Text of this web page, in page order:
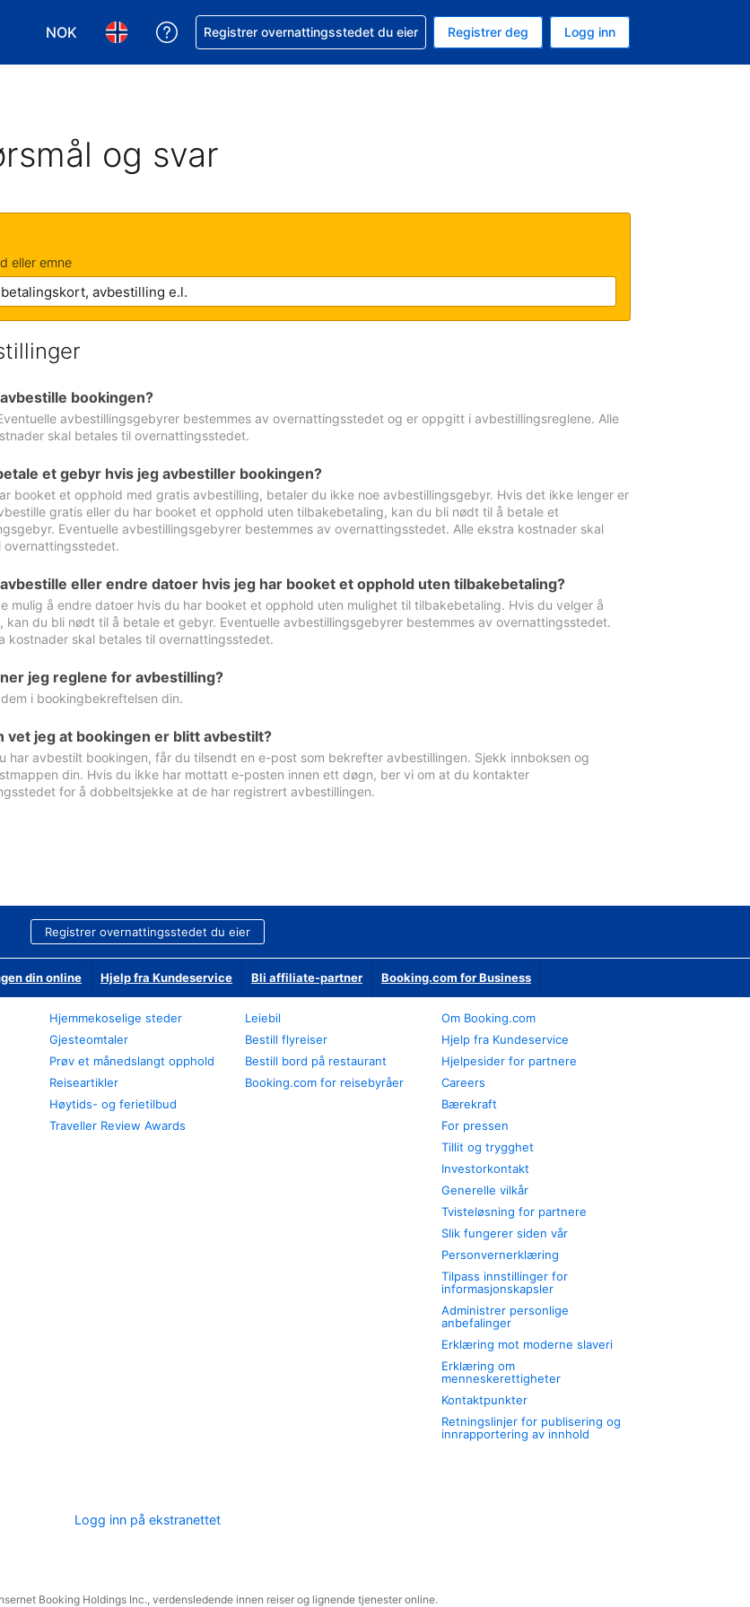
NOK
Velg valuta. Du har valgt Norsk krone som valuta
Velg språk. Du har valgt Norsk som språk
Få hjelp med bookingen din
Registrer overnattingsstedet du eier Registrer deg Logg inn
og svar
eller emne
bookingen?
avbestillingsgebyrer bestemmes av overnattingsstedet og er oppgitt i avbestillingsreglene. Alle
skal betales til overnattingsstedet.
et gebyr hvis jeg avbestiller bookingen?
booket et opphold med gratis avbestilling, betaler du ikke noe avbestillingsgebyr. Hvis det ikke lenger er
gratis eller du har booket et opphold uten tilbakebetaling, kan du bli nødt til å betale et
Eventuelle avbestillingsgebyrer bestemmes av overnattingsstedet. Alle ekstra kostnader skal
overnattingsstedet.
eller endre datoer hvis jeg har booket et opphold uten tilbakebetaling?
mulig å endre datoer hvis du har booket et opphold uten mulighet til tilbakebetaling. Hvis du velger å
kan du bli nødt til å betale et gebyr. Eventuelle avbestillingsgebyrer bestemmes av overnattingsstedet.
kostnader skal betales til overnattingsstedet.
jeg reglene for avbestilling?
i bookingbekreftelsen din.
vet jeg at bookingen er blitt avbestilt?
har avbestilt bookingen, får du tilsendt en e-post som bekrefter avbestillingen. Sjekk innboksen og
din. Hvis du ikke har mottatt e-posten innen ett døgn, ber vi om at du kontakter
for å dobbeltsjekke at de har registrert avbestillingen.
Registrer overnattingsstedet du eier
din online Hjelp fra Kundeservice Bli affiliate-partner Booking.com for Business
Hjemmekoselige steder
Gjesteomtaler
Prøv et månedslangt opphold
Reiseartikler
Høytids- og ferietilbud
Traveller Review Awards
Leiebil
Bestill flyreiser
Bestill bord på restaurant
Booking.com for reisebyråer
Om Booking.com
Hjelp fra Kundeservice
Hjelpesider for partnere
Careers
Bærekraft
For pressen
Tillit og trygghet
Investorkontakt
Generelle vilkår
Tvisteløsning for partnere
Slik fungerer siden vår
Personvernerklæring
Tilpass innstillinger for
informasjonskapsler
Administrer personlige
anbefalinger
Erklæring mot moderne slaveri
Erklæring om
menneskerettigheter
Kontaktpunkter
Retningslinjer for publisering og
innrapportering av innhold
Logg inn på ekstranettet
Booking Holdings Inc., verdensledende innen reiser og lignende tjenester online.